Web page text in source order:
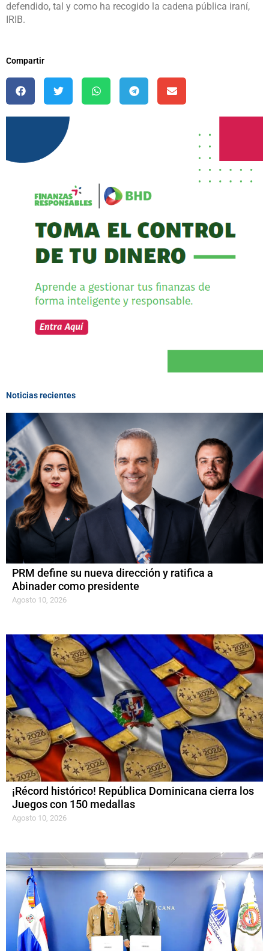
defendido, tal y como ha recogido la cadena pública iraní,
IRIB.
Compartir
Noticias recientes
PRM define su nueva dirección y ratifica a
Abinader como presidente
Agosto 10, 2026
¡Récord histórico! República Dominicana cierra los
Juegos con 150 medallas
Agosto 10, 2026